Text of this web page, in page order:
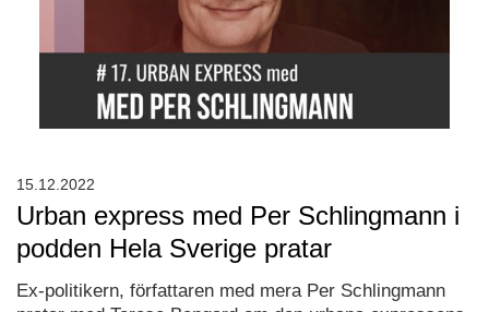
Urban express med Per Schlingmann i
podden Hela Sverige pratar
Ex-politikern, författaren med mera Per Schlingmann
15.12.2022